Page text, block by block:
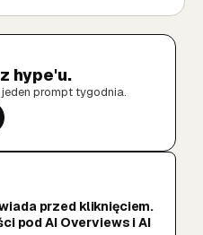
hype'u.
prompt tygodnia.
przed kliknięciem.
pod AI Overviews i AI